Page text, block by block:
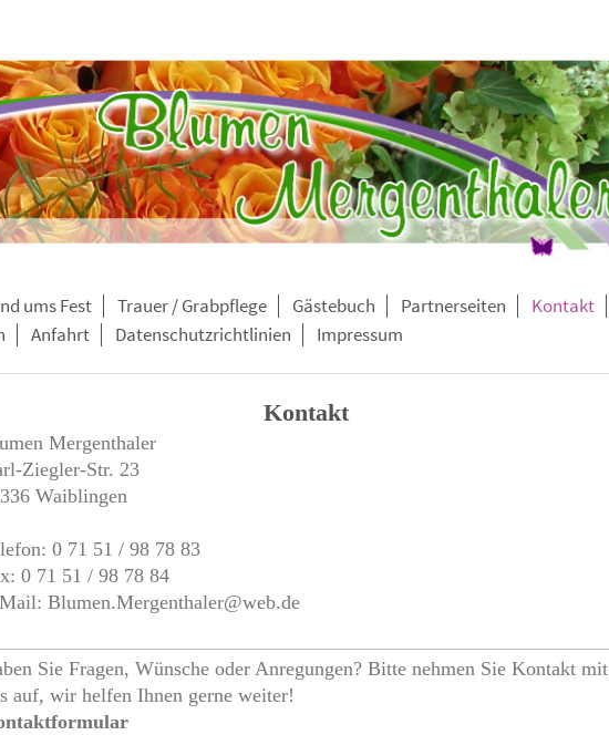
ums Fest Trauer / Grabpflege Gästebuch Partnerseiten
Kontakt
Anfahrt Datenschutzrichtlinien Impressum
Kontakt
Mergenthaler
Ziegler-Str. 23
Waiblingen
0 71 51 / 98 78 83
0 71 51 / 98 78 84
Blumen.Mergenthaler@web.de
Sie Fragen, Wünsche oder Anregungen? Bitte nehmen Sie Kontakt mit
auf, wir helfen Ihnen gerne weiter!